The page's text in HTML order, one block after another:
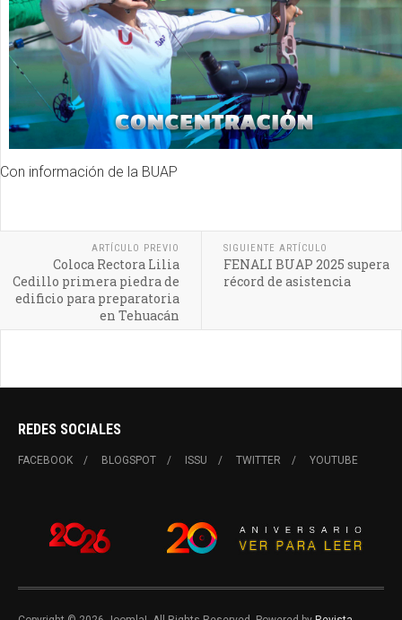
Con información de la BUAP
ARTÍCULO PREVIO
Coloca Rectora Lilia
Cedillo primera piedra de
edificio para preparatoria
en Tehuacán
SIGUIENTE ARTÍCULO
FENALI BUAP 2025 supera
récord de asistencia
REDES SOCIALES
FACEBOOK BLOGSPOT ISSU TWITTER YOUTUBE